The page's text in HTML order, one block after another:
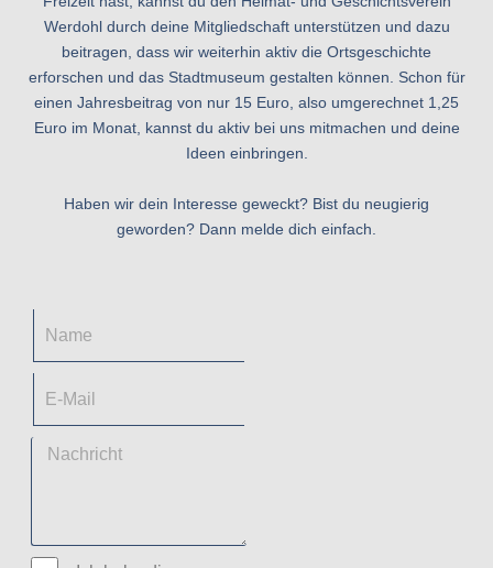
Werdohl durch deine Mitgliedschaft unterstützen und dazu
beitragen, dass wir weiterhin aktiv die Ortsgeschichte
erforschen und das Stadtmuseum gestalten können. Schon für
einen Jahresbeitrag von nur 15 Euro, also umgerechnet 1,25
Euro im Monat, kannst du aktiv bei uns mitmachen und deine
Ideen einbringen.
Haben wir dein Interesse geweckt? Bist du neugierig
geworden? Dann melde dich einfach.